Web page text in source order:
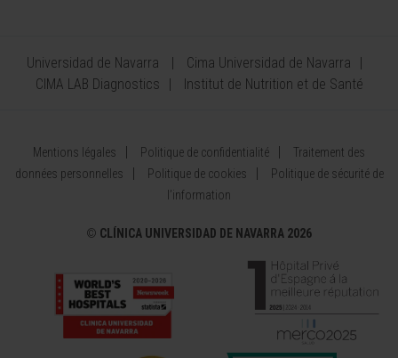
Universidad de Navarra
Cima Universidad de Navarra
CIMA LAB Diagnostics
Institut de Nutrition et de Santé
Mentions légales Politique de confidentialité
Traitement des
données personnelles
Politique de cookies
Politique de sécurité de
l’information
© CLÍNICA UNIVERSIDAD DE NAVARRA 2026